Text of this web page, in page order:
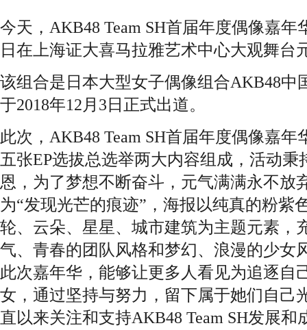
今天，AKB48 Team SH首届年度偶像嘉年
日在上海证大喜马拉雅艺术中心大观舞台
该组合是日本大型女子偶像组合AKB48中
于2018年12月3日正式出道。
此次，AKB48 Team SH首届年度偶像嘉
五张EP选拔总选举两大内容组成，活动秉
恩，为了梦想不断奋斗，元气满满永不放
为“发现光芒的痕迹”，海报以纯真的粉紫
轮、云朵、星星、城市建筑为主题元素，
气、青春的团队风格和梦幻、浪漫的少女
此次嘉年华，能够让更多人看见为追逐自
女，通过坚持与努力，留下属于她们自己
直以来关注和支持AKB48 Team SH发展